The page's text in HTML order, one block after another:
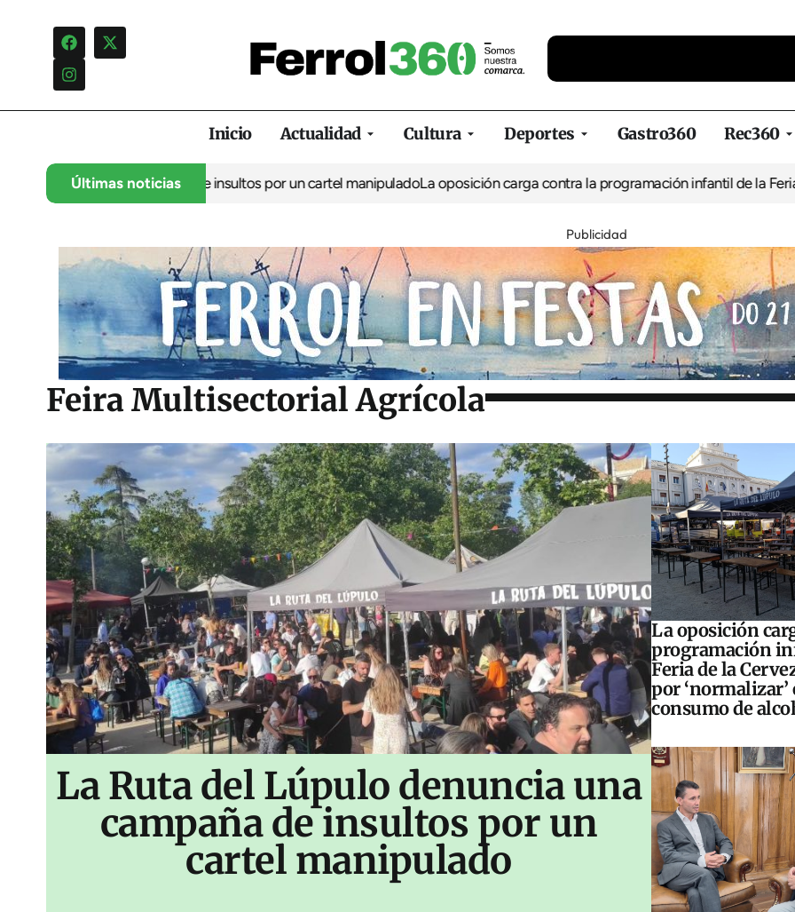
Inicio Actualidad Cultura Deportes Gastro360 Rec360
Últimas noticias
una campaña de insultos por un cartel manipuladoLa oposición carga contra la programación infantil de la Feria de la
Publicidad
Feira Multisectorial Agrícola
La Ruta del Lúpulo denuncia una
campaña de insultos por un
cartel manipulado
La oposición
programación
Feria de la
por ‘normalizar’
consumo de